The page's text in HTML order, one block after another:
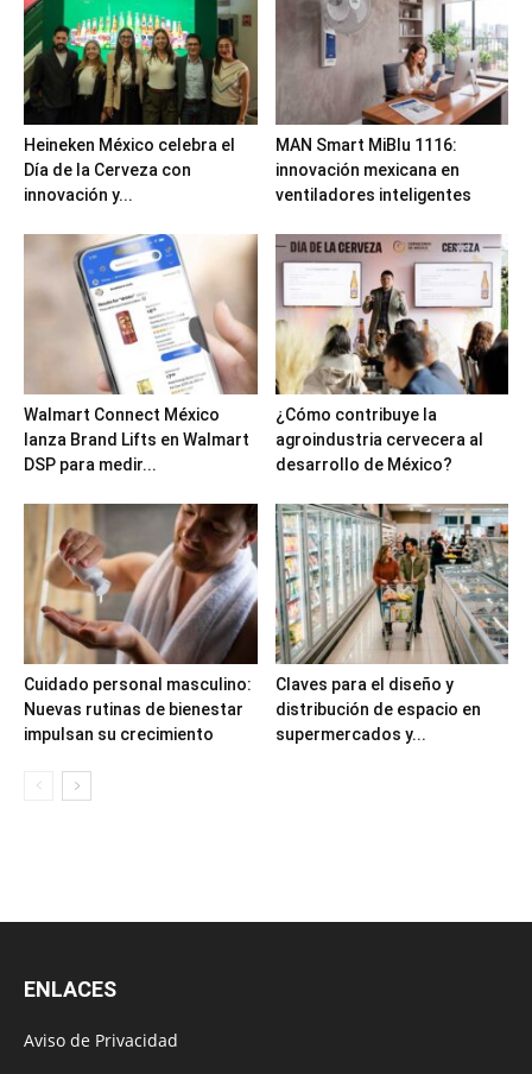
Heineken México celebra el
Día de la Cerveza con
innovación y...
MAN Smart MiBlu 1116:
innovación mexicana en
ventiladores inteligentes
Walmart Connect México
lanza Brand Lifts en Walmart
DSP para medir...
¿Cómo contribuye la
agroindustria cervecera al
desarrollo de México?
Cuidado personal masculino:
Nuevas rutinas de bienestar
impulsan su crecimiento
Claves para el diseño y
distribución de espacio en
supermercados y...
ENLACES
Aviso de Privacidad